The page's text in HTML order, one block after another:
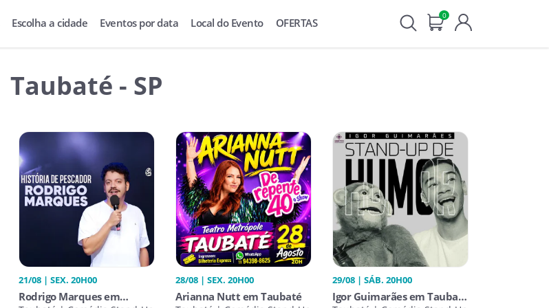
Escolha a cidade Eventos por data Local do Evento OFERTAS
0
Taubaté - SP
21/08 | SEX. 20H00
Rodrigo Marques em
28/08 | SEX. 20H00
Arianna Nutt em Taubaté
29/08 | SÁB. 20H00
Igor Guimarães em Taubaté